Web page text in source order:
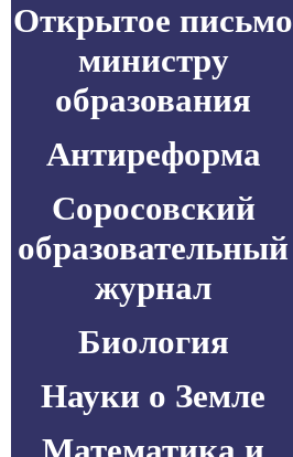
Открытое письмо
министру
образования
Антиреформа
Соросовский
образовательный
журнал
Биология
Науки о Земле